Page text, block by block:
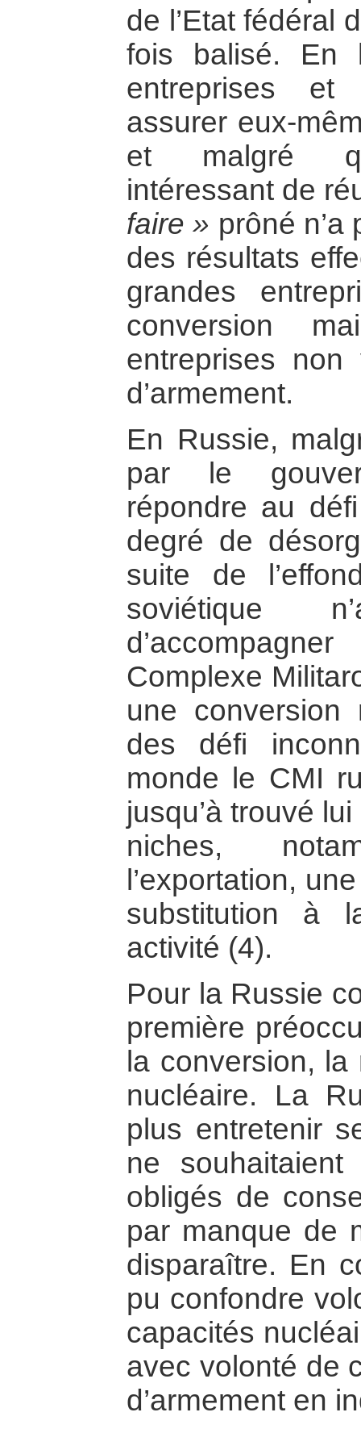
de l’Etat fédéral
fois balisé. En
entreprises et
assurer eux-
et malgré
intéressant de
faire » prôné n’a
des résultats
grandes
conversion
entreprises non
d’armement.
En Russie,
par le
répondre au
degré de
suite de
soviétique
Complexe
une
des défi
monde le CMI
jusqu’à trouvé
niches,
l’exportation,
substitution à
activité (4).
Pour la Russie
première
la conversion, la
nucléaire. La
plus entretenir
ne
obligés de
par manque de
disparaître. En
pu confondre
capacités
avec volonté de
d’armement en